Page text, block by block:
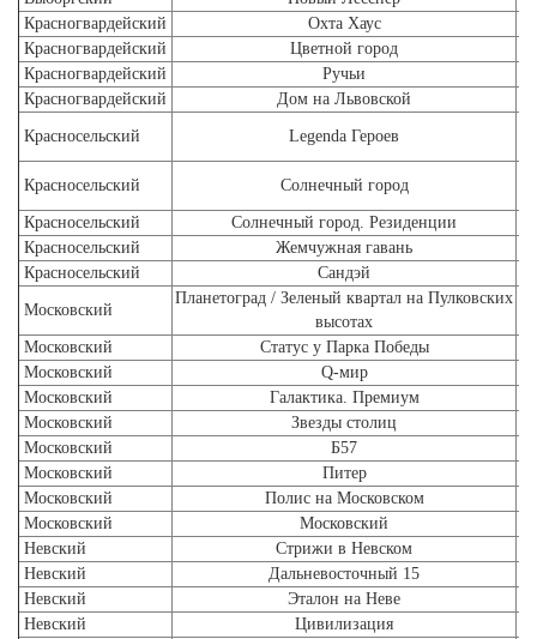
Красногвардейский
Охта Хаус
Красногвардейский
Цветной город
Красногвардейский
Ручьи
Красногвардейский
Дом на Львовской
Красносельский Legenda Героев
Красносельский Солнечный город
Красносельский
Солнечный город. Резиденции
Красносельский
Жемчужная гавань
Красносельский
Сандэй
Московский
Планетоград / Зеленый квартал на Пулковских
высотах
Московский
Статус у Парка Победы
Московский
Q-мир
Московский
Галактика. Премиум
Московский
Звезды столиц
Московский
Б57
Московский
Питер
Московский
Полис на Московском
Московский
Московский
Невский
Стрижи в Невском
Невский
Дальневосточный 15
Невский
Эталон на Неве
Невский
Цивилизация